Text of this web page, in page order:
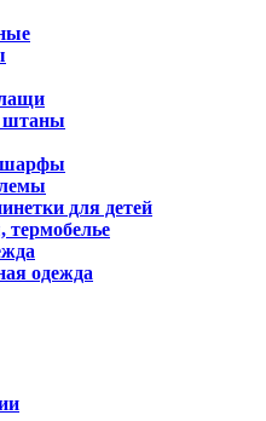
штаны
шарфы
для детей
одежда